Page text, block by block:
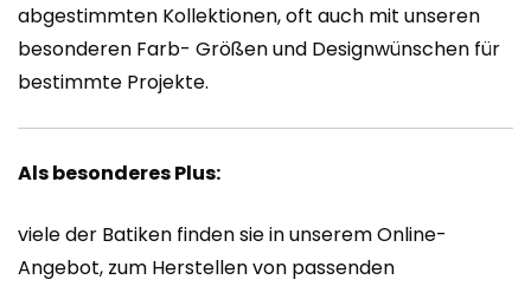
abgestimmten Kollektionen, oft auch mit unseren
besonderen Farb- Größen und Designwünschen für
bestimmte Projekte.
Als besonderes Plus:
viele der Batiken finden sie in unserem Online-
Angebot, zum Herstellen von passenden